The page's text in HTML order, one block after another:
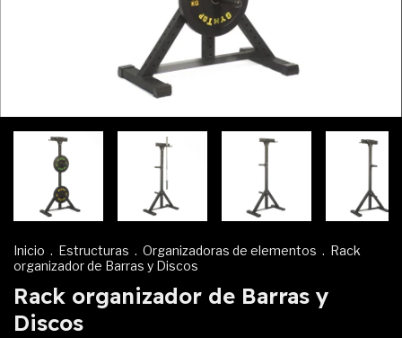
Inicio . Estructuras . Organizadoras de elementos . Rack
organizador de Barras y Discos
Rack organizador de Barras y
Discos